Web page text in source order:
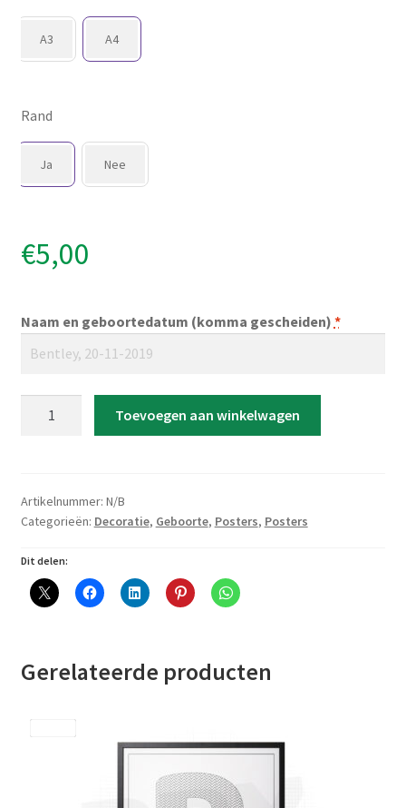
A3 A4
Rand
Ja Nee
€5,00
Naam en geboortedatum (komma gescheiden) *
leger
patroon'
Toevoegen aan winkelwagen
Artikelnummer: N/B
Categorieën: Decoratie, Geboorte, Posters, Posters
Dit delen:
Gerelateerde producten